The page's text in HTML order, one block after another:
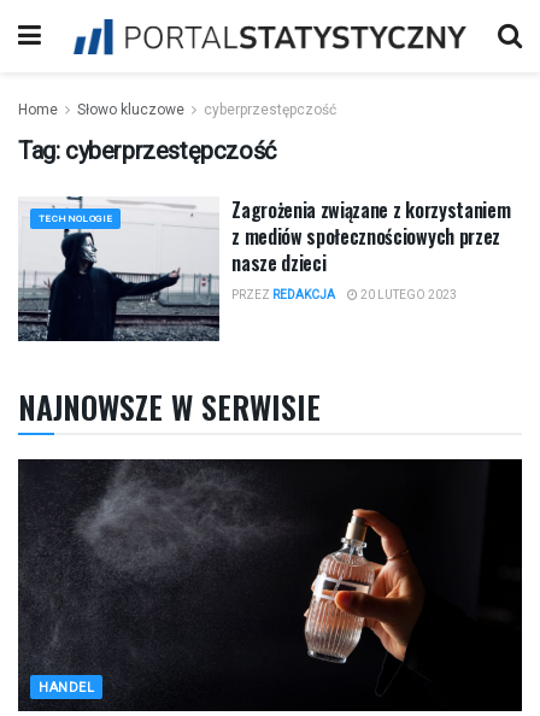
Home Słowo kluczowe cyberprzestępczość
Tag: cyberprzestępczość
TECHNOLOGIE
Zagrożenia związane z korzystaniem
z mediów społecznościowych przez
nasze dzieci
PRZEZ REDAKCJA 20 LUTEGO 2023
NAJNOWSZE W SERWISIE
HANDEL